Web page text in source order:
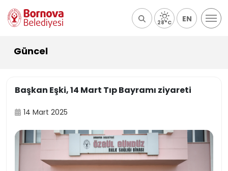
28°C EN
Güncel
Başkan Eşki, 14 Mart Tıp Bayramı ziyareti
14 Mart 2025